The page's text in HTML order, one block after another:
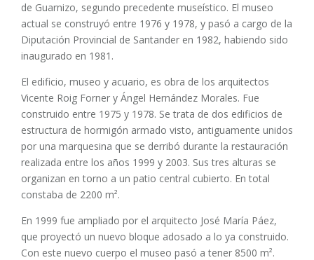
de Guarnizo, segundo precedente museístico. El museo
actual se construyó entre 1976 y 1978, y pasó a cargo de la
Diputación Provincial de Santander en 1982, habiendo sido
inaugurado en 1981.
El edificio, museo y acuario, es obra de los arquitectos
Vicente Roig Forner y Ángel Hernández Morales. Fue
construido entre 1975 y 1978. Se trata de dos edificios de
estructura de hormigón armado visto, antiguamente unidos
por una marquesina que se derribó durante la restauración
realizada entre los años 1999 y 2003. Sus tres alturas se
organizan en torno a un patio central cubierto. En total
constaba de 2200 m².
En 1999 fue ampliado por el arquitecto José María Páez,
que proyectó un nuevo bloque adosado a lo ya construido.
Con este nuevo cuerpo el museo pasó a tener 8500 m².